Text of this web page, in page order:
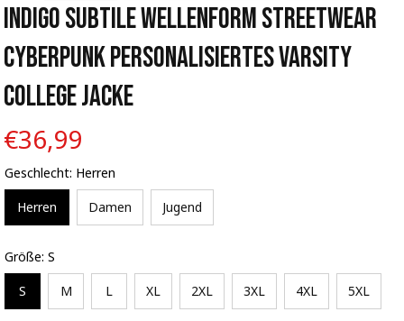
Indigo Subtile Wellenform Streetwear
Cyberpunk Personalisiertes Varsity
College Jacke
€36,99
Geschlecht: Herren
Herren Damen Jugend
Größe: S
S M L XL 2XL 3XL 4XL 5XL